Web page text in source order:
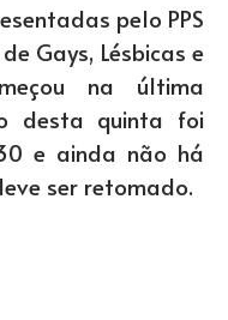
pelo PPS
Gays, Lésbicas e
na última
desta quinta foi
e ainda não há
ser retomado.